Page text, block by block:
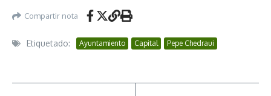
Compartir nota
Etiquetado: Ayuntamiento Capital Pepe Chedraui